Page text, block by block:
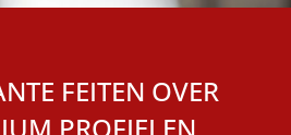
FEITEN OVER